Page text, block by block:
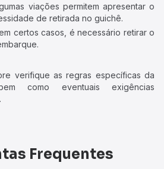
viações permitem apresentar o
de retirada no guichê.
certos casos, é necessário retirar o
verifique as regras específicas da
como eventuais exigências
Frequentes